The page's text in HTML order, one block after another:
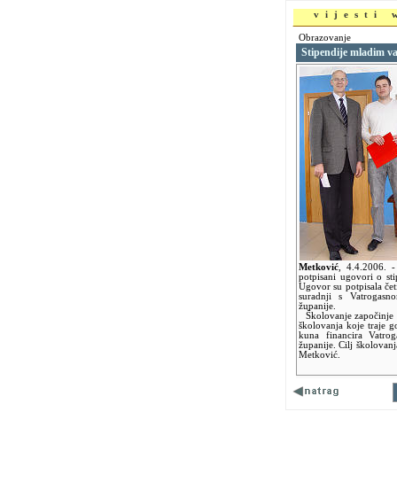
vijesti
Obrazovanje
Stipendije mladim
Metković 4.4.2006. -
potpisani ugovori o
Ugovor su potpisala
suradnji s
županije.
Školovanje započinje
školovanja koje traje
kuna financira
županije. Cilj
Metković.